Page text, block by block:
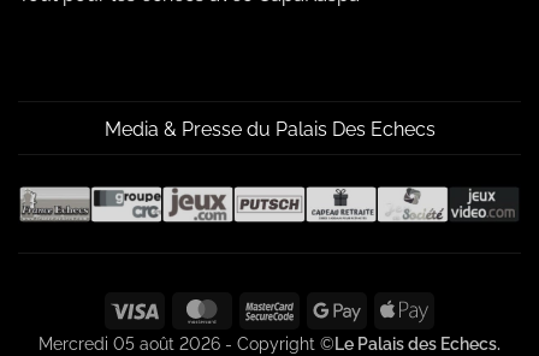
Media & Presse du Palais Des Echecs
Visa MasterCardMasterCard
2
Google
Pay
Apple
Pay
Mercredi 05 août 2026 - Copyright ©Le Palais des Echecs.